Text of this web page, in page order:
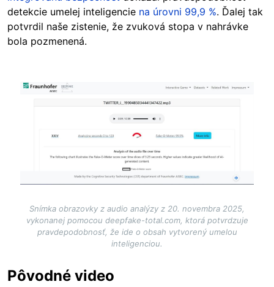
detekcie umelej inteligencie na úrovni 99,9 %. Ďalej tak
potvrdil naše zistenie, že zvuková stopa v nahrávke
bola pozmenená.
Image
Snímka obrazovky z audio analýzy z 20. novembra 2025,
vykonanej pomocou deepfake-total.com, ktorá potvrdzuje
pravdepodobnosť, že ide o obsah vytvorený umelou
inteligenciou.
Pôvodné video